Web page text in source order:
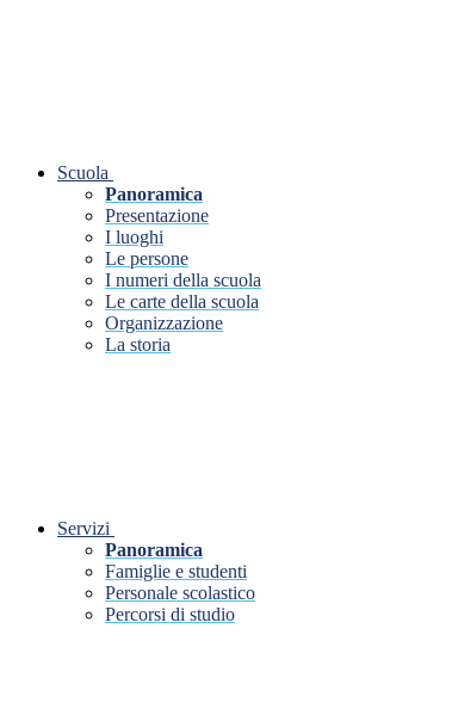
Scuola
Panoramica
Presentazione
I luoghi
Le persone
I numeri della scuola
Le carte della scuola
Organizzazione
La storia
Servizi
Panoramica
Famiglie e studenti
Personale scolastico
Percorsi di studio